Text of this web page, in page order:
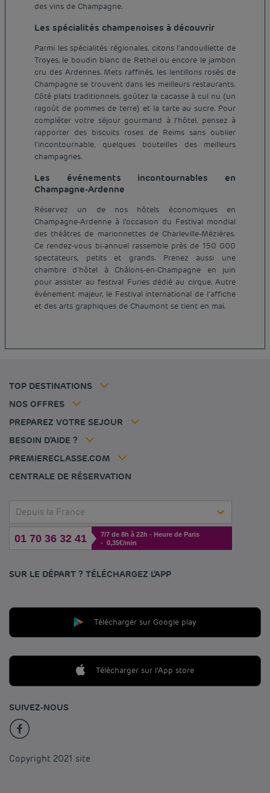
des vins de Champagne.
Les spécialités champenoises à découvrir
Parmi les spécialités régionales, citons l'andouillette de
Troyes, le boudin blanc de Rethel ou encore le jambon
cru des Ardennes. Mets raffinés, les lentillons rosés de
Champagne se trouvent dans les meilleurs restaurants.
Côté plats traditionnels, goûtez la cacasse à cul nu (un
ragoût de pommes de terre) et la tarte au sucre. Pour
compléter votre séjour gourmand à l'hôtel, pensez à
rapporter des biscuits roses de Reims sans oublier
l'incontournable, quelques bouteilles des meilleurs
champagnes.
Les événements incontournables en
Champagne-Ardenne
Réservez un de nos hôtels économiques en
Champagne-Ardenne à l'occasion du Festival mondial
des théâtres de marionnettes de Charleville-Mézières.
Ce rendez-vous bi-annuel rassemble près de 150 000
spectateurs, petits et grands. Prenez aussi une
chambre d'hôtel à Châlons-en-Champagne en juin
pour assister au festival Furies dédié au cirque. Autre
événement majeur, le Festival international de l'affiche
et des arts graphiques de Chaumont se tient en mai.
TOP DESTINATIONS
Hôtel pas cher Paris
Hôtel pas cher Lyon
Hôtel pas cher Marseille
Hôtel pas cher Toulouse
NOS OFFRES
Solutions pro
PREPAREZ VOTRE SEJOUR
Ma réservation
Hôtels et inspirations
BESOIN D'AIDE ?
PREMIERECLASSE.COM
Conditions générales de vente
Politiques de taxes
Espace carrière
CENTRALE DE RÉSERVATION
Depuis la France
01 70 36 32 41
7/7 de 8h à 22h - Heure de Paris
- 0,35€/min
SUR LE DÉPART ? TÉLÉCHARGEZ L'APP
Télécharger sur Google play
Télécharger sur l'App store
SUIVEZ-NOUS
Copyright 2021 site